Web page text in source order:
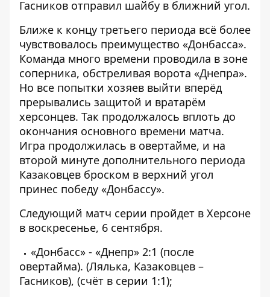
Гасников отправил шайбу в ближний угол.
Ближе к концу третьего периода всё более
чувствовалось преимущество «Донбасса».
Команда много времени проводила в зоне
соперника, обстреливая ворота «Днепра».
Но все попытки хозяев выйти вперёд
прерывались защитой и вратарём
херсонцев. Так продолжалось вплоть до
окончания основного времени матча.
Игра продолжилась в овертайме, и на
второй минуте дополнительного периода
Казаковцев броском в верхний угол
принес победу «Донбассу».
Следующий матч серии пройдет в Херсоне
в воскресенье, 6 сентября.
«Донбасс» - «Днепр» 2:1 (после
овертайма). (Лялька, Казаковцев –
Гасников), (счёт в серии 1:1);